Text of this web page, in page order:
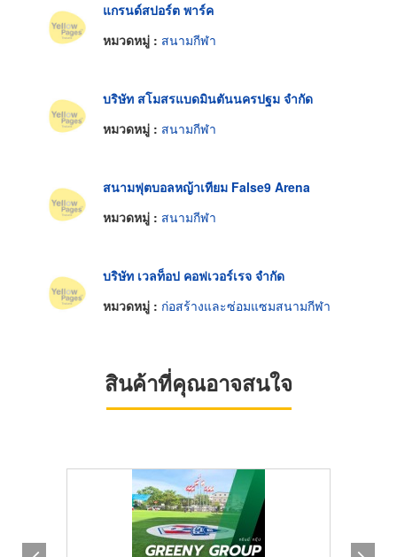
แกรนด์สปอร์ต พาร์ค
หมวดหมู่ : สนามกีฬา
บริษัท สโมสรแบดมินตันนครปฐม จำกัด
หมวดหมู่ : สนามกีฬา
สนามฟุตบอลหญ้าเทียม False9 Arena
หมวดหมู่ : สนามกีฬา
บริษัท เวลท็อป คอฟเวอร์เรจ จำกัด
หมวดหมู่ : ก่อสร้างและซ่อมแซมสนามกีฬา
สินค้าที่คุณอาจสนใจ